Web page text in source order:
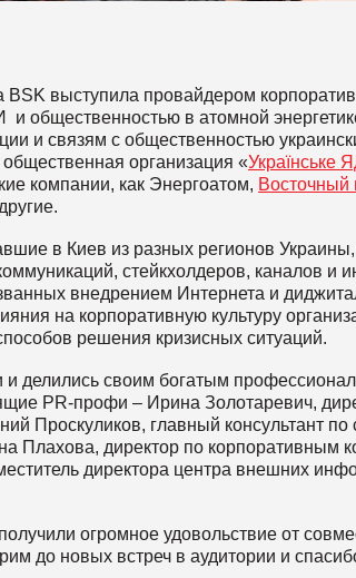
BSK выступила провайдером
общественностью в атомной
и связям с общественностью
организация «Українське
компании, как Энергоатом, Восточный
в Киев из разных регионов
стейкхолдеров, каналов и
внедрением Интернета и
на корпоративную культуру
решения кризисных ситуаций.
и делились своим богатым
PR-профи – Ирина Золотаревич,
Проскуликов, главный консультант
Плахова, директор по корпоративным
директора центра внешних
огромное удовольствие от
до новых встреч в аудитории и